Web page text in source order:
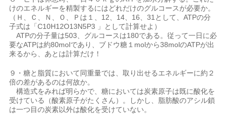
けのエネルギーを精製するにはどれだけのグルコースが必要か。
（Ｈ、Ｃ、Ｎ、Ｏ、Ｐは１、12、14、16、31として、ATPの分
子式は「C10H12O13N5P3 」として計算せよ）
ATPの分子量は503、グルコースは180である。従って一日に必
要なATPは約80molであり、ブドウ糖１molから38molのATPが出
来るから、あとは計算だけ！
９・糖と脂質において同重量では、取り出せるエネルギーに約２
倍の差があるのは何故か。
構造式をみれば明らかで、糖においては炭素原子は既に酸化を
受けている（酸素原子がたくさん）。しかし、脂肪酸のアシル鎖
は一つ目の炭素以外は酸化を受けていない。